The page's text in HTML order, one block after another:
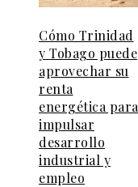
Cómo Trinidad
y Tobago puede
aprovechar su
renta
energética para
impulsar
desarrollo
industrial y
empleo